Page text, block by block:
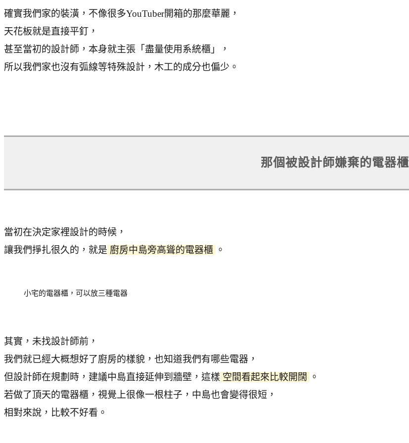
確實我們家的裝潢，不像很多YouTuber開箱的那麼華麗，
天花板就是直接平釘，
甚至當初的設計師，本身就主張「盡量使用系統櫃」，
所以我們家也沒有弧線等特殊設計，木工的成分也偏少。
那個被設計師嫌棄的電器櫃
當初在決定家裡設計的時候，
讓我們掙扎很久的，就是 廚房中島旁高聳的電器櫃 。
小宅的電器櫃，可以放三種電器
其實，未找設計師前，
我們就已經大概想好了廚房的樣貌，也知道我們有哪些電器，
但設計師在規劃時，建議中島直接延伸到牆壁，這樣 空間看起來比較開闊
。
若做了頂天的電器櫃，視覺上很像一根柱子，中島也會變得很短，
相對來說，比較不好看。